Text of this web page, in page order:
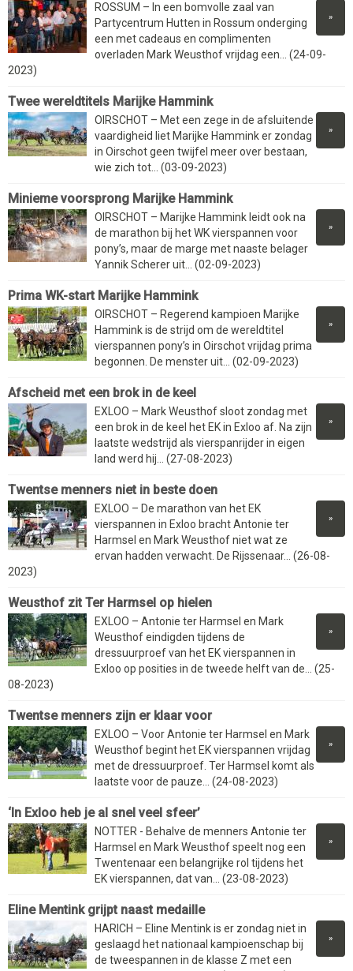
»
ROSSUM – In een bomvolle zaal van
Partycentrum Hutten in Rossum onderging
een met cadeaus en complimenten
overladen Mark Weusthof vrijdag een... (24-09-
2023)
Twee wereldtitels Marijke Hammink
»
OIRSCHOT – Met een zege in de afsluitende
vaardigheid liet Marijke Hammink er zondag
in Oirschot geen twijfel meer over bestaan,
wie zich tot... (03-09-2023)
Minieme voorsprong Marijke Hammink
»
OIRSCHOT – Marijke Hammink leidt ook na
de marathon bij het WK vierspannen voor
pony’s, maar de marge met naaste belager
Yannik Scherer uit... (02-09-2023)
Prima WK-start Marijke Hammink
»
OIRSCHOT – Regerend kampioen Marijke
Hammink is de strijd om de wereldtitel
vierspannen pony’s in Oirschot vrijdag prima
begonnen. De menster uit... (02-09-2023)
Afscheid met een brok in de keel
»
EXLOO – Mark Weusthof sloot zondag met
een brok in de keel het EK in Exloo af. Na zijn
laatste wedstrijd als vierspanrijder in eigen
land werd hij... (27-08-2023)
Twentse menners niet in beste doen
»
EXLOO – De marathon van het EK
vierspannen in Exloo bracht Antonie ter
Harmsel en Mark Weusthof niet wat ze
ervan hadden verwacht. De Rijssenaar... (26-08-
2023)
Weusthof zit Ter Harmsel op hielen
»
EXLOO – Antonie ter Harmsel en Mark
Weusthof eindigden tijdens de
dressuurproef van het EK vierspannen in
Exloo op posities in de tweede helft van de... (25-
08-2023)
Twentse menners zijn er klaar voor
»
EXLOO – Voor Antonie ter Harmsel en Mark
Weusthof begint het EK vierspannen vrijdag
met de dressuurproef. Ter Harmsel komt als
laatste voor de pauze... (24-08-2023)
‘In Exloo heb je al snel veel sfeer’
»
NOTTER - Behalve de menners Antonie ter
Harmsel en Mark Weusthof speelt nog een
Twentenaar een belangrijke rol tijdens het
EK vierspannen, dat van... (23-08-2023)
Eline Mentink grijpt naast medaille
»
HARICH – Eline Mentink is er zondag niet in
geslaagd het nationaal kampioenschap bij
de tweespannen in de klasse Z met een